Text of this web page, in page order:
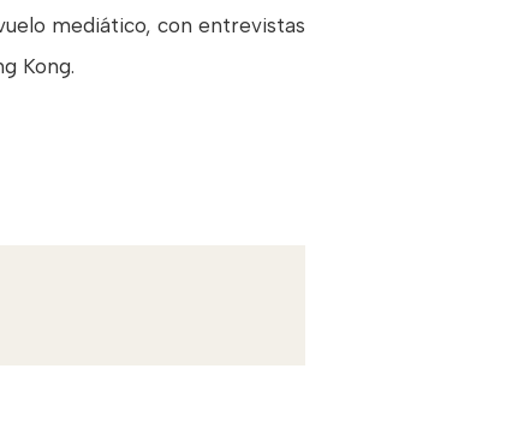
mediático, con entrevistas
Kong.